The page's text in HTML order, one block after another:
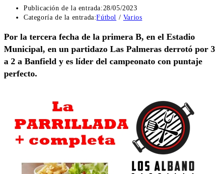
Publicación de la entrada:28/05/2023
Categoría de la entrada:Fútbol / Varios
Por la tercera fecha de la primera B, en el Estadio
Municipal, en un partidazo Las Palmeras derrotó por 3
a 2 a Banfield y es líder del campeonato con puntaje
perfecto.